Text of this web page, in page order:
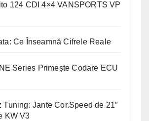
124 CDI 4×4 VANSPORTS VP
Ce Înseamnă Cifrele Reale
Series Primește Codare ECU
Tuning: Jante Cor.Speed de 21″
KW V3